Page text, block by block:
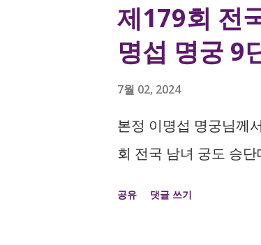
제179회 전
명섭 명궁 9
7월 02, 2024
본정 이명섭 명궁님께
회 전국 남녀 궁도 승
공유 댓글 쓰기